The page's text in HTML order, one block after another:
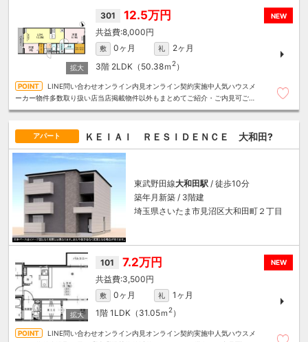
NEW
301 12.5万円
8,000円
敷 0ヶ月 礼
2ヶ月
3階 2LDK（50.38ｍ 2）
LINE問い合わせオンライン内見オンライン契約実施中人気ハウスメ
ーカー物件多数取り扱い店当店掲載物件以外もまとめてご紹介・ご内見可ご予
アパート ＫＥＩＡＩ ＲＥＳＩＤＥＮＣＥ 大和田?
東武野田線大和田駅 / 徒歩10分
築年月新築 / 3階建
埼玉県さいたま市見沼区大和田町２丁目
NEW
101 7.2万円
3,500円
敷 0ヶ月 礼
1ヶ月
1階 1LDK（31.05ｍ 2）
LINE問い合わせオンライン内見オンライン契約実施中人気ハウスメ